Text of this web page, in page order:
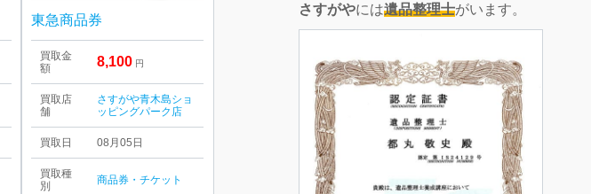
東急商品券
買取金
額
8,100 円
買取店
舗
さすがや青木島ショ
ッピングパーク店
買取日 08月05日
買取種
別
商品券・チケット
さすがやには遺品整理士がいます。